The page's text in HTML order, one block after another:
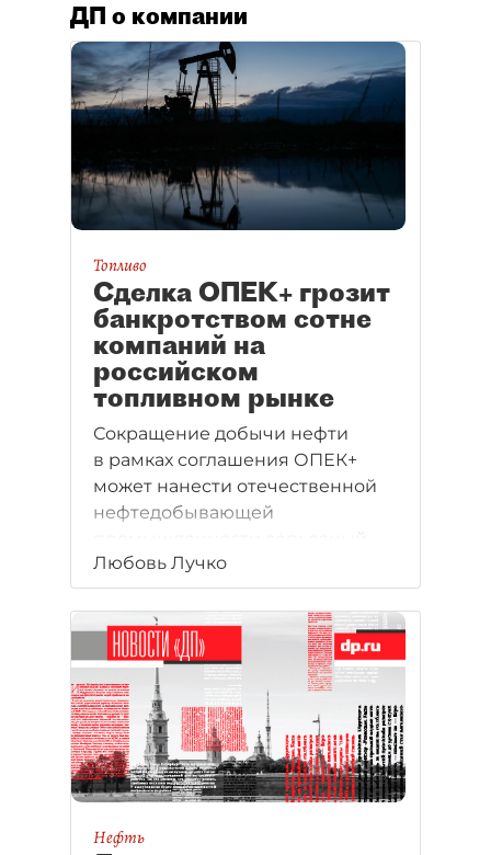
ДП о компании
Топливо
Сделка ОПЕК+ грозит
банкротством сотне
компаний на
российском
топливном рынке
Сокращение добычи нефти
в рамках соглашения ОПЕК+
может нанести отечественной
нефтедобывающей
урон. Малые компании уже
покидают рынок, будучи
не в состоянии платить налоги.
Любовь Лучко
Нефть